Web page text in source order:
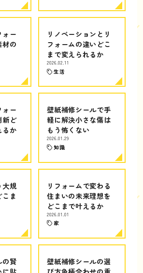
ー
材の
リノベーションとリ
フォームの違いどこ
まで変えられるか
2026.02.11
生活
ォー
新ど
るか
壁紙補修シールで手
軽に解決小さな傷は
もう怖くない
2026.01.29
知識
大規
ま
リフォームで変わる
住まいの未来理想を
どこまで叶えるか
2026.01.01
家
の賢
壁紙補修シールの選